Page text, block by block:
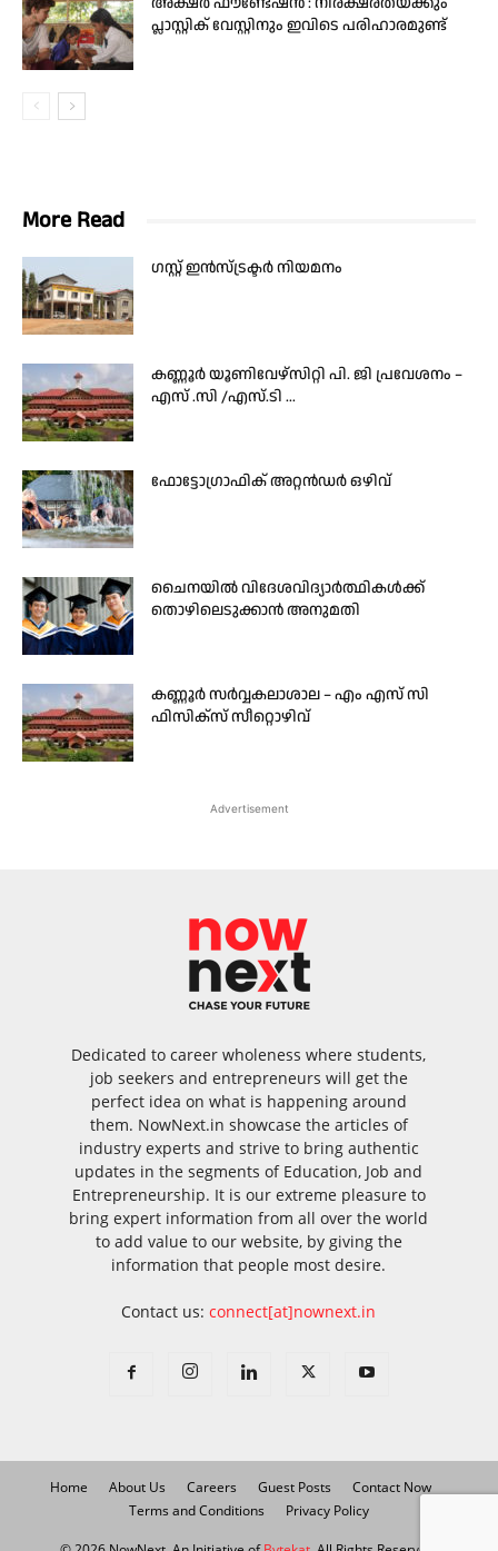
പ്ലാസ്റ്റിക് വേസ്റ്റിനും ഇവിടെ പരിഹാരമുണ്ട്
More Read
ഗസ്റ്റ് ഇന്‍സ്ട്രക്ടര്‍ നിയമനം
കണ്ണൂർ യൂണിവേഴ്സിറ്റി പി. ജി പ്രവേശനം –
എസ് .സി /എസ്.ടി ...
ഫോട്ടോഗ്രാഫിക് അറ്റന്‍ഡര്‍ ഒഴിവ്
ചൈനയില്‍ വിദേശവിദ്യാര്‍ത്ഥികള്‍ക്ക്
തൊഴിലെടുക്കാന്‍ അനുമതി
കണ്ണൂർ സർവ്വകലാശാല – എം എസ് സി
ഫിസിക്സ് സീറ്റൊഴിവ്
Advertisement
Dedicated to career wholeness where students,
job seekers and entrepreneurs will get the
perfect idea on what is happening around
them. NowNext.in showcase the articles of
industry experts and strive to bring authentic
updates in the segments of Education, Job and
Entrepreneurship. It is our extreme pleasure to
bring expert information from all over the world
to add value to our website, by giving the
information that people most desire.
Contact us:connect[at]nownext.in
Home About Us Careers Guest Posts
Contact Now
Terms and Conditions
Privacy Policy